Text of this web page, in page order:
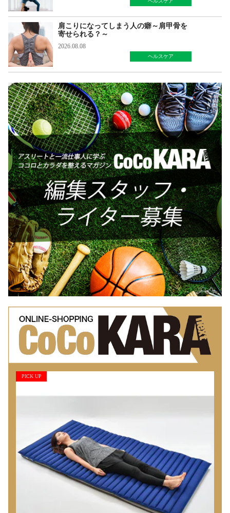
肩こりになってしまう人の癖～肩甲骨を
寄せられる？～
2026.08.08
ヘルスケア
PICK UP